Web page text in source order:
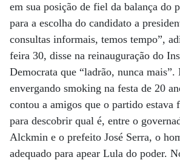
em sua posição de fiel da balança do
para a escolha do candidato a
consultas informais, temos tempo”,
feira 30, disse na reinauguração do
Democrata que “ladrão, nunca mais”.
envergando smoking na festa de 20
contou a amigos que o partido estava
para descobrir qual é, entre o
Alckmin e o prefeito José Serra, o
adequado para apear Lula do poder.